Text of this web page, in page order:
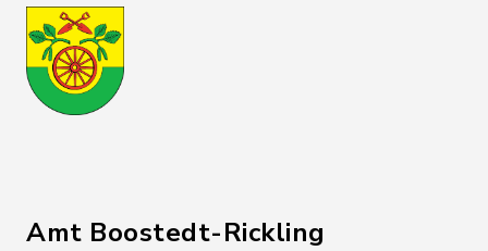
Amt Boostedt-Rickling